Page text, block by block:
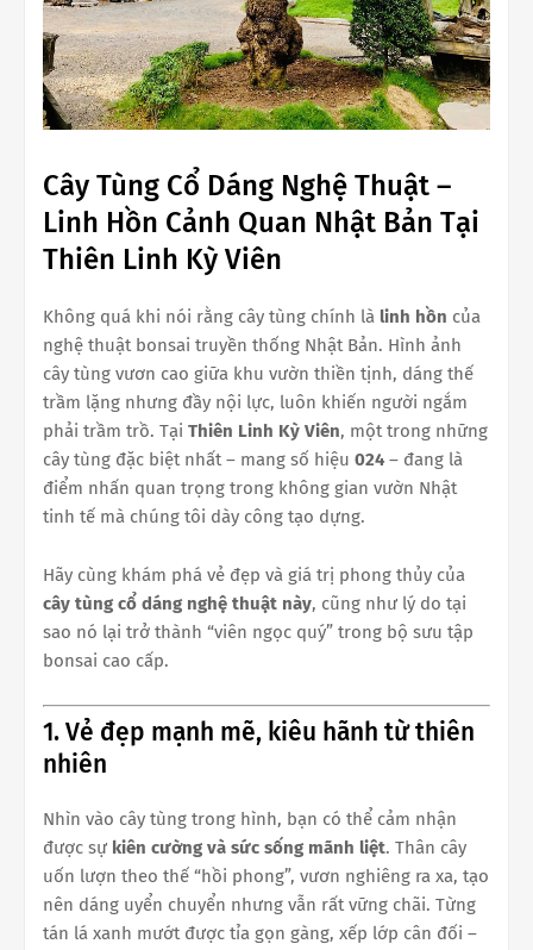
Cây Tùng Cổ Dáng Nghệ Thuật –
Linh Hồn Cảnh Quan Nhật Bản Tại
Thiên Linh Kỳ Viên
Không quá khi nói rằng cây tùng chính là linh hồn của
nghệ thuật bonsai truyền thống Nhật Bản. Hình ảnh
cây tùng vươn cao giữa khu vườn thiền tịnh, dáng thế
trầm lặng nhưng đầy nội lực, luôn khiến người ngắm
phải trầm trồ. Tại Thiên Linh Kỳ Viên, một trong những
cây tùng đặc biệt nhất – mang số hiệu 024– đang là
điểm nhấn quan trọng trong không gian vườn Nhật
tinh tế mà chúng tôi dày công tạo dựng.
Hãy cùng khám phá vẻ đẹp và giá trị phong thủy của
cây tùng cổ dáng nghệ thuật này, cũng như lý do tại
sao nó lại trở thành “viên ngọc quý” trong bộ sưu tập
bonsai cao cấp.
1. Vẻ đẹp mạnh mẽ, kiêu hãnh từ thiên
nhiên
Nhìn vào cây tùng trong hình, bạn có thể cảm nhận
được sự kiên cường và sức sống mãnh liệt. Thân cây
uốn lượn theo thế “hồi phong”, vươn nghiêng ra xa, tạo
nên dáng uyển chuyển nhưng vẫn rất vững chãi. Từng
tán lá xanh mướt được tỉa gọn gàng, xếp lớp cân đối –